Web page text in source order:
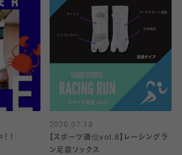
！
2026.07.19
【スポーツ通信vol.8】レーシングラ
ン足袋ソックス